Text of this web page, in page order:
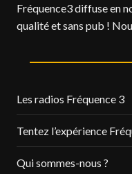
Fréquence3 diffuse en
qualité et sans pub !
Les radios Fréquence 3
Tentez l’expérience
Qui sommes-nous ?